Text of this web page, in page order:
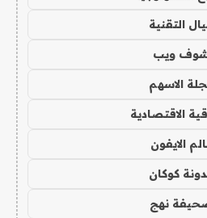
التقنية
ويب
الاسهم
الاقتصادية
الايفون
كوكان
نهج